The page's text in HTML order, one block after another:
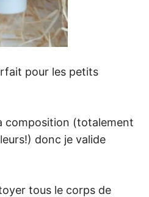
pour les petits
composition (totalement
donc je valide
tous le corps de